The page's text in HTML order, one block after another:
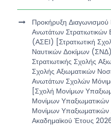
Προκήρυξη
Ανωτάτων Στρατιωτικών
(ΑΣΕΙ) [Στρατιωτική
Ναυτικών Δοκίμων
Στρατιωτικής Σχολής
Σχολής Αξιωματικών
Ανωτάτων Σχολών
[Σχολή Μονίμων
Μονίμων
Μονίμων
Ακαδημαϊκού Έτους